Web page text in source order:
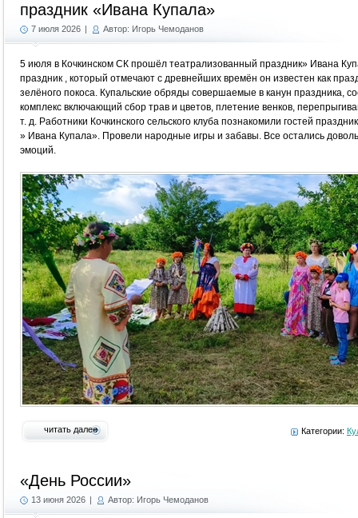
праздник «Ивана Купала»
7 июля 2026 | Автор: Игорь Чемоданов
5 июля в Кочкинском СК прошёл театрализованный праздник» Ивана
праздник , который отмечают с древнейших времён он известен как
зелёного покоса. Купальские обряды совершаемые в канун праздника,
комплекс включающий сбор трав и цветов, плетение венков,
т. д. Работники Кочкинского сельского клуба познакомили гостей
» Ивана Купала». Провели народные игры и забавы. Все остались
эмоций.
читать далее Категории:
«День России»
13 июня 2026 | Автор: Игорь Чемоданов